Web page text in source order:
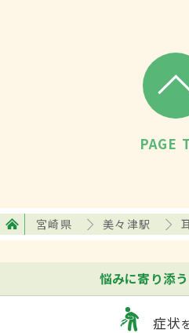
PAGE
宮崎県 美々津駅
悩みに寄り添
症状